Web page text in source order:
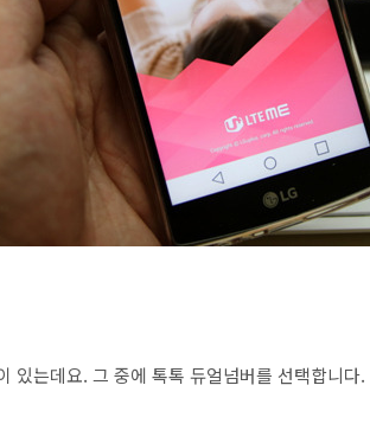
있는데요. 그 중에 톡톡 듀얼넘버를 선택합니다.